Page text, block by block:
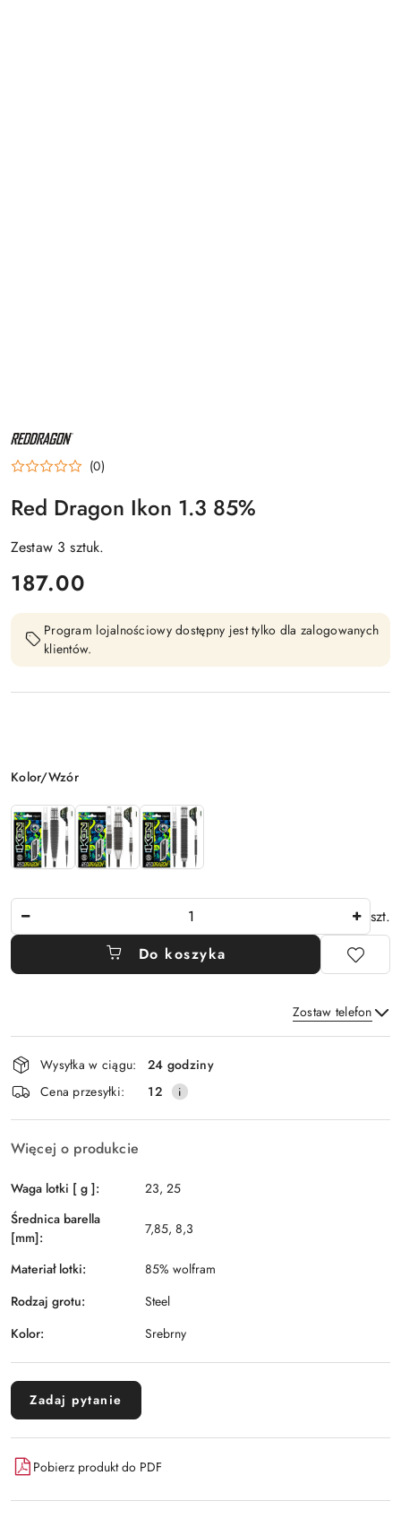
NAZWA
PRODUCENTA:
RED
DRAGON (0)
Red Dragon Ikon 1.3 85%
Zestaw 3 sztuk.
cena:
187.00
Program lojalnościowy dostępny jest tylko dla zalogowanych
klientów.
Wariant
Kolor/Wzór
szt.
Do koszyka
Zostaw telefon
Wyślij
Dostępność
i
dostawa
Wysyłka w ciągu:
24 godziny
Cena przesyłki:
12
Więcej o produkcie
Waga lotki [ g ]:
23, 25
Średnica barella
[mm]:
7,85, 8,3
Materiał lotki:
85% wolfram
Rodzaj grotu:
Steel
Kolor:
Srebrny
Zadaj pytanie
Pobierz produkt do PDF